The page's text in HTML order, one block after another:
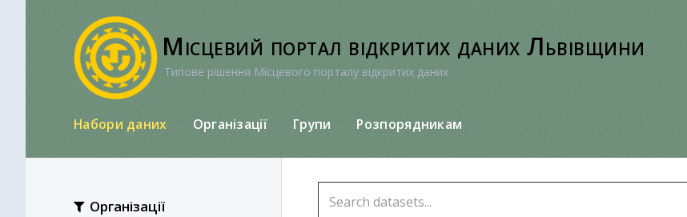
Місцевий портал відкритих даних Львівщини
Типове рішення Місцевого порталу відкритих даних
Набори даних Організації Групи Розпорядникам
Організації